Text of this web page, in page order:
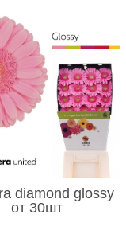
diamond glossy
от 30шт